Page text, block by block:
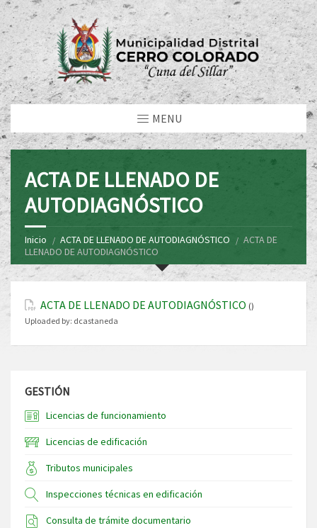
MENU
ACTA DE LLENADO DE
AUTODIAGNÓSTICO
Inicio ACTA DE LLENADO DE AUTODIAGNÓSTICO
ACTA DE
LLENADO DE AUTODIAGNÓSTICO
ACTA DE LLENADO DE AUTODIAGNÓSTICO ()
Uploaded by: dcastaneda
GESTIÓN
Licencias de funcionamiento
Licencias de edificación
Tributos municipales
Inspecciones técnicas en edificación
Consulta de trámite documentario